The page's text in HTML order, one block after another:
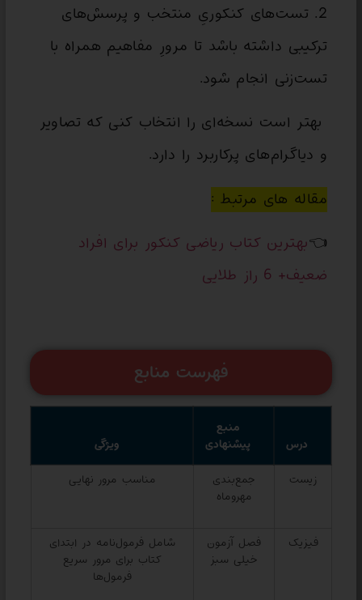
2. تست‌های کنکوریِ منتخب و پرسش‌های
ترکیبی داشته باشد تا مرورِ مفاهیم همراه با
تست‌زنی انجام شود.
بهتر است نسخه‌ای را انتخاب کنی که تصاویر
و دیاگرام‌های پرکاربرد را دارد.
مقاله های مرتبط :
👈بهترین کتاب ریاضی کنکور برای افراد
ضعیف+ 6 راز طلایی
فهرست منابع
درس
منبع
پیشنهادی
ویژگی
زیست
جمع‌بندی
مهروماه
مناسب مرور نهایی
فیزیک
فصل آزمون
خیلی سبز
شامل فرمول‌نامه در ابتدای
کتاب برای مرور سریع
فرمول‌ها